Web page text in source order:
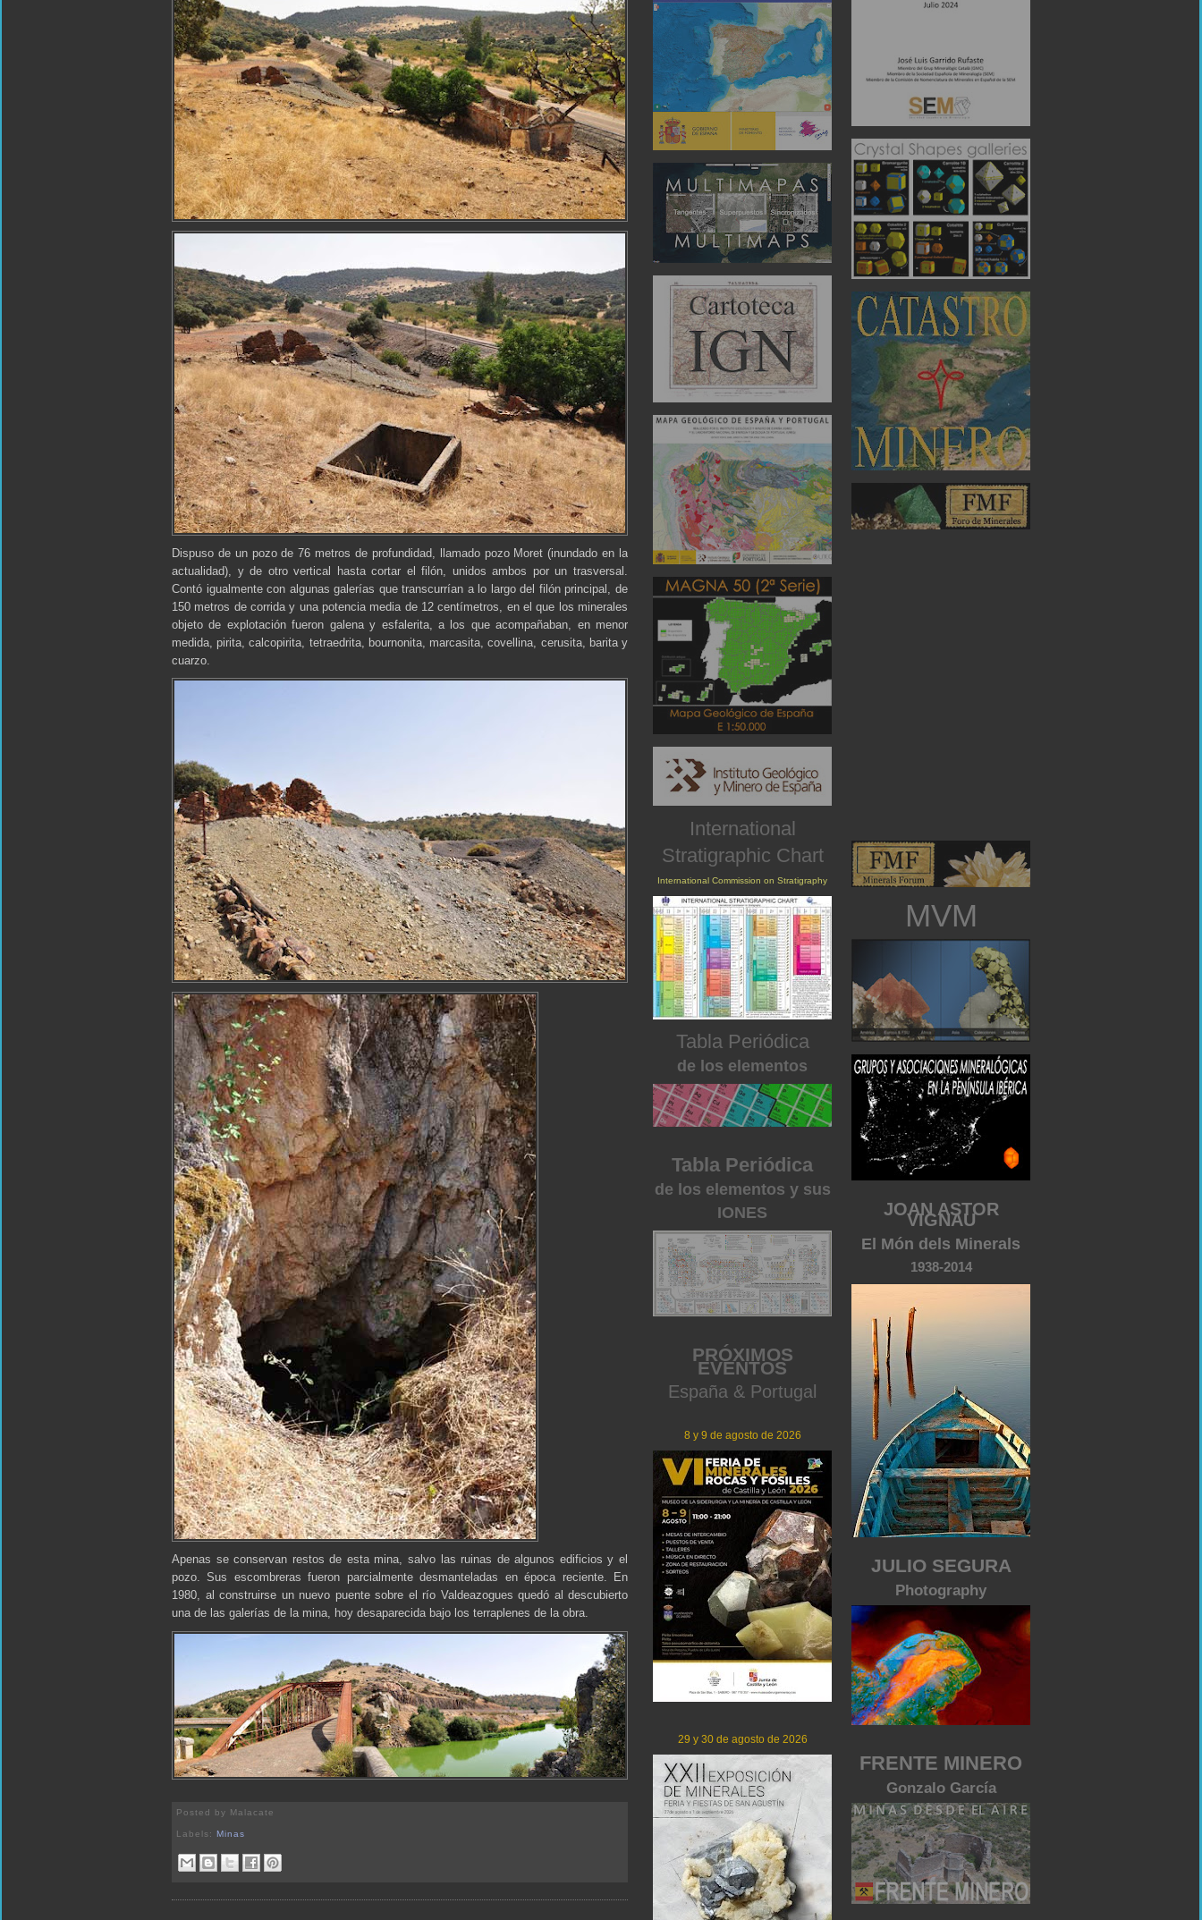
MVM
JOAN ASTOR
VIGNAU
El Món dels Minerals
1938-2014
JULIO SEGURA
Photography
FRENTE MINERO
Gonzalo García
Dispuso de un pozo de 76 metros de profundidad, llamado pozo Moret (inundado en la
actualidad), y de otro vertical hasta cortar el filón, unidos ambos por un trasversal.
Contó igualmente con algunas galerías que transcurrían a lo largo del filón principal, de
150 metros de corrida y una potencia media de 12 centímetros, en el que los minerales
objeto de explotación fueron galena y esfalerita, a los que acompañaban, en menor
medida, pirita, calcopirita, tetraedrita, bournonita, marcasita, covellina, cerusita, barita y
cuarzo.
Apenas se conservan restos de esta mina, salvo las ruinas de algunos edificios y el
pozo. Sus escombreras fueron parcialmente desmanteladas en época reciente. En
1980, al construirse un nuevo puente sobre el río Valdeazogues quedó al descubierto
una de las galerías de la mina, hoy desaparecida bajo los terraplenes de la obra.
Posted by Malacate
Labels:Minas
International
Stratigraphic Chart
International Commission on Stratigraphy
Tabla Periódica
de los elementos
Tabla Periódica
de los elementos y sus
IONES
PRÓXIMOS
EVENTOS
España & Portugal
8 y 9 de agosto de 2026
29 y 30 de agosto de 2026